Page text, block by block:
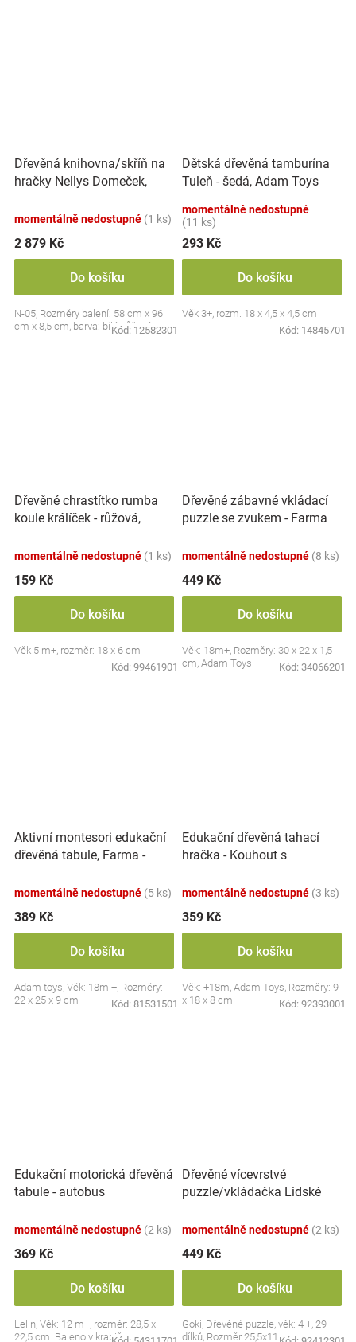
Dřevěná knihovna/skříň na
hračky Nellys Domeček,
momentálně nedostupné (1 ks)
2 879 Kč
Do košíku
N-05, Rozměry balení: 58 cm x 96
cm x 8,5 cm, barva: bílá, růžová
Kód: 12582301
Dětská dřevěná tamburína
Tuleň - šedá, Adam Toys
momentálně nedostupné
(11 ks)
293 Kč
Do košíku
Věk 3+, rozm. 18 x 4,5 x 4,5 cm
Kód: 14845701
Dřevěné chrastítko rumba
koule králíček - růžová,
momentálně nedostupné (1 ks)
159 Kč
Do košíku
Věk 5 m+, rozměr: 18 x 6 cm
Kód: 99461901
Dřevěné zábavné vkládací
puzzle se zvukem - Farma
momentálně nedostupné (8 ks)
449 Kč
Do košíku
Věk: 18m+, Rozměry: 30 x 22 x 1,5
cm, Adam Toys
Kód: 34066201
Aktivní montesori edukační
dřevěná tabule, Farma -
momentálně nedostupné (5 ks)
389 Kč
Do košíku
Adam toys, Věk: 18m +, Rozměry:
22 x 25 x 9 cm
Kód: 81531501
Edukační dřevěná tahací
hračka - Kouhout s
momentálně nedostupné (3 ks)
359 Kč
Do košíku
Věk: +18m, Adam Toys, Rozměry: 9
x 18 x 8 cm
Kód: 92393001
Edukační motorická dřevěná
tabule - autobus
momentálně nedostupné (2 ks)
369 Kč
Do košíku
Lelin, Věk: 12 m+, rozměr: 28,5 x
22,5 cm. Baleno v krabičce.
Dřevěné vícevrstvé
puzzle/vkládačka Lidské
momentálně nedostupné (2 ks)
449 Kč
Do košíku
Goki, Dřevěné puzzle, věk: 4 +, 29
dílků, Rozměr 25,5x11 cm